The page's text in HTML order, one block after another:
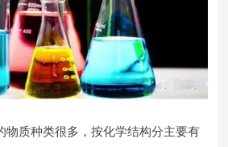
物质种类很多，按化学结构分主要有